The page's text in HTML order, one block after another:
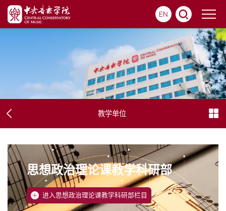
EN
教学单位
思想政治理论课教学科研部
进入思想政治理论课教学科研部栏目